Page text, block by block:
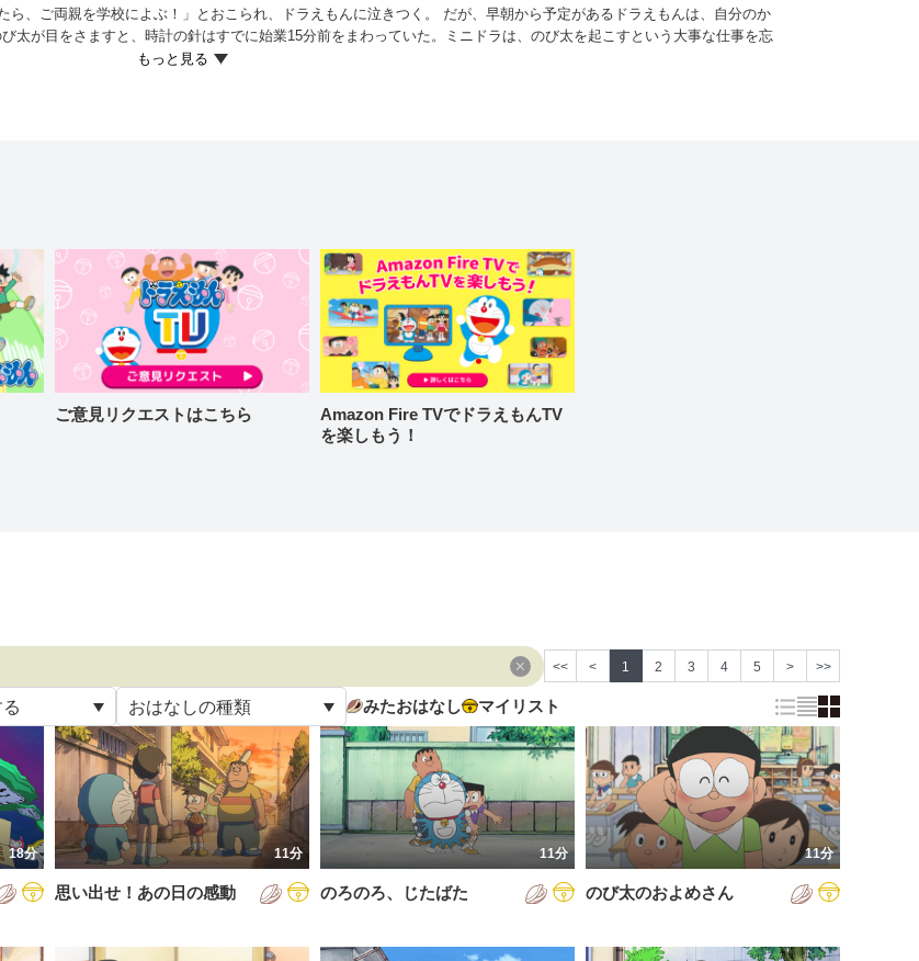
、ご両親を学校によぶ！」とおこられ、ドラえもんに泣きつく。 だが、早朝から予定があるドラえもんは、自分のか
太が目をさますと、時計の針はすでに始業15分前をまわっていた。ミニドラは、のび太を起こすという大事な仕事を忘
みつ道具を出すが、どれも小さすぎて役に立たない。はたしてのび太の運命は…!?
ご意見リクエストはこちら
Amazon Fire TVでドラえもんTV
を楽しもう！
<< < 1 2 3 4 5 > >>
おはなしの種類
すべて
通常回
誕生日スペシャル
みたおはなし マイリスト
18分 11分
思い出せ！あの日の感動
11分
のろのろ、じたばた
11分
のび太のおよめさん